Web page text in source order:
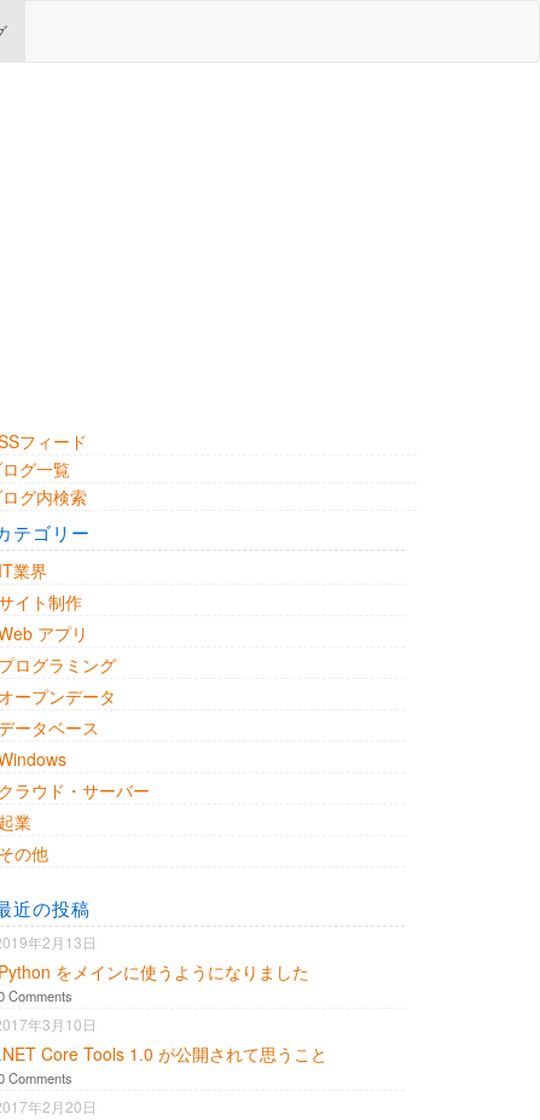
フィード
グ一覧
グ内検索
テゴリー
IT業界
イト制作
アプリ
プログラミング
オープンデータ
ータベース
クラウド・サーバー
起業
その他
近の投稿
年2月13日
Python をメインに使うようになりました
Comments
年3月10日
.NET Core Tools 1.0 が公開されて思うこと
Comments
年2月20日